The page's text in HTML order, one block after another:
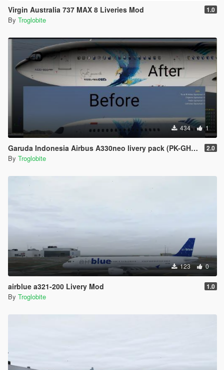
Virgin Australia 737 MAX 8 Liveries Mod 1.0
By Troglobite
434 1
Garuda Indonesia Airbus A330neo livery pack (PK-GHE, PK-GHF, PK-GHG) 2.0
By Troglobite
123 0
airblue a321-200 Livery Mod 1.0
By Troglobite